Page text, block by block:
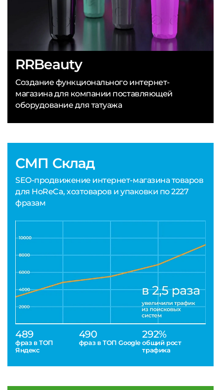
RRBeauty
Создание функционального интернет-
магазина для компании поставляющей
оборудование для татуажа
СМП Склад
SEO-продвижение интернет-магазина товаров
для HoReCa, хозтоваров и упаковки по 2227
фразам
489
фраз в ТОП
Яндекс
490
фраз в ТОП Google
292%
общий рост
трафика